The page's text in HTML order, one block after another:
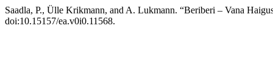
Saadla, P., Ülle Krikmann, and A. Lukmann. “Beriberi – Vana
doi:10.15157/ea.v0i0.11568.